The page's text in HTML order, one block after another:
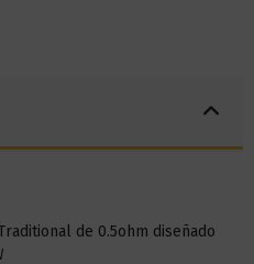
de 0.5ohm diseñado